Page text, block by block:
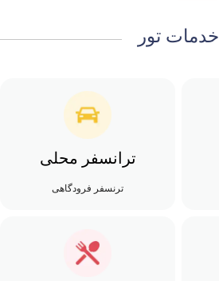
خدمات تور
ترانسفر محلی
ترنسفر فرودگاهی